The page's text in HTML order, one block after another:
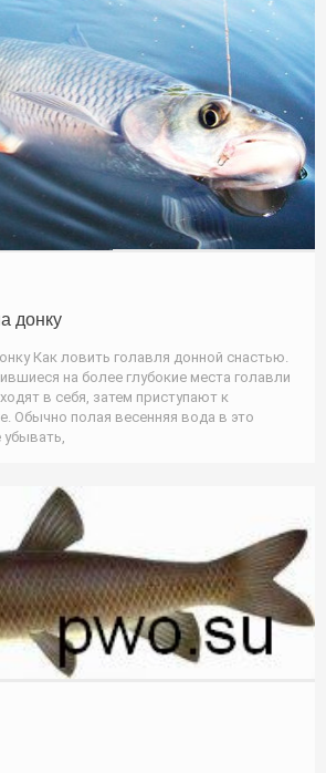
донку
Как ловить голавля донной снастью.
на более глубокие места голавли
в себя, затем приступают к
Обычно полая весенняя вода в это